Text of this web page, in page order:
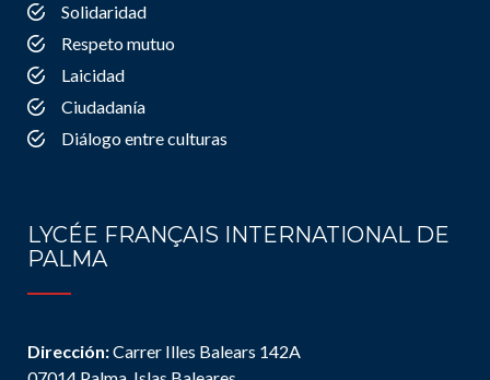
Solidaridad
Respeto mutuo
Laicidad
Ciudadanía
Diálogo entre culturas
LYCÉE FRANÇAIS INTERNATIONAL DE
PALMA
Dirección:Carrer Illes Balears 142A